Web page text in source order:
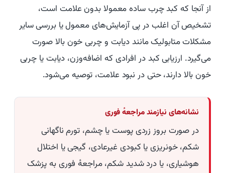
از آنجا که کبد چرب ساده معمولا بدون علامت است،
تشخیص آن اغلب در پی آزمایش‌های معمول یا بررسی سایر
مشکلات متابولیک مانند دیابت و چربی خون بالا صورت
می‌گیرد. ارزیابی کبد در افرادی که اضافه‌وزن، دیابت یا چربی
خون بالا دارند، حتی در نبود علامت، توصیه می‌شود.
نشانه‌های نیازمند مراجعهٔ فوری
در صورت بروز زردی پوست یا چشم، تورم ناگهانی
شکم، خونریزی یا کبودی غیرعادی، گیجی یا اختلال
هوشیاری، یا درد شدید شکم، مراجعهٔ فوری به پزشک